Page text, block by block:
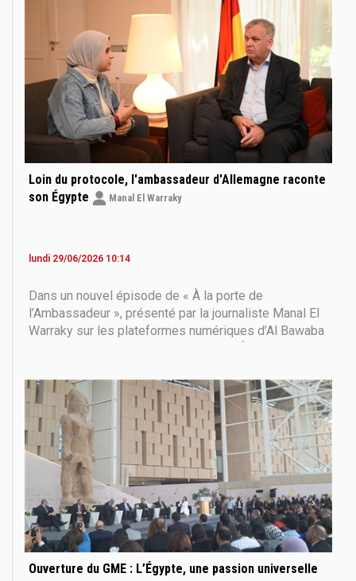
Loin du protocole, l'ambassadeur d'Allemagne raconte
son Égypte
Manal El Warraky
lundi 29/06/2026 10:14
Dans un nouvel épisode de « À la porte de
l’Ambassadeur », présenté par la journaliste Manal El
Warraky sur les plateformes numériques d’Al Bawaba
expérience en Égypte, loin du protocole diplomatique.
Ouverture du GME : L’Égypte, une passion universelle